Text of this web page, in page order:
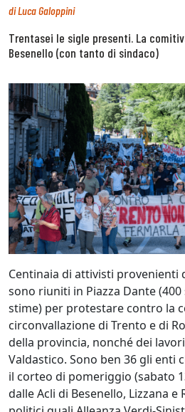
diLuca Galoppini
Trentasei le sigle presenti. La
Besenello (con tanto di sindaco)
Centinaia di attivisti provenienti
sono riuniti in Piazza Dante
stime) per protestare contro la
circonvallazione di Trento e di
della provincia, nonché dei
Valdastico. Sono ben 36 gli enti
il corteo di pomeriggio (sabato
dalle Acli di Besenello, Lizzana